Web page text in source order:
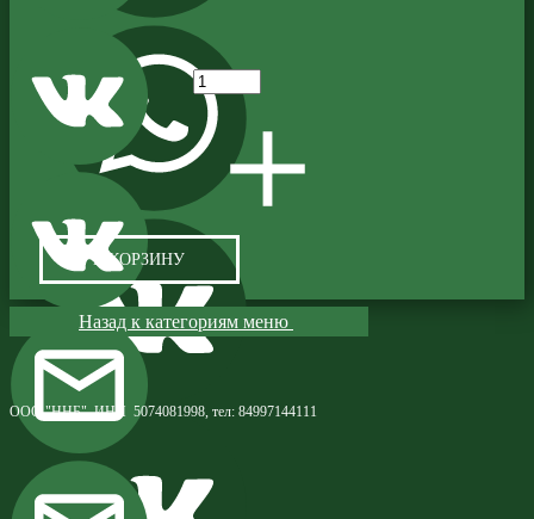
В КОРЗИНУ
Назад к категориям меню
ООО "ННБ", ИНН 5074081998, тел: 84997144111